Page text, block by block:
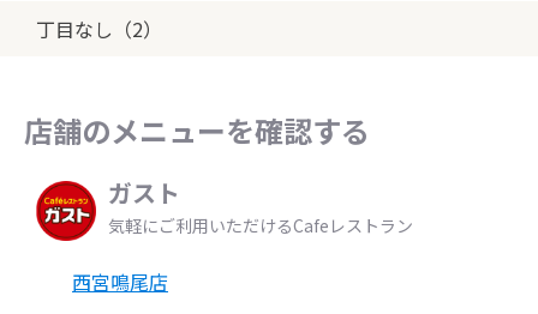
丁目なし（2）
店舗のメニューを確認する
ガスト
気軽にご利用いただけるCafeレストラン
西宮鳴尾店